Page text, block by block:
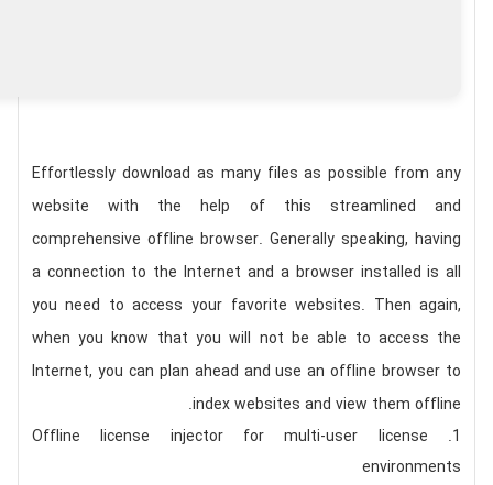
Effortlessly download as many files as possible from any
website with the help of this streamlined and
comprehensive offline browser. Generally speaking, having
a connection to the Internet and a browser installed is all
you need to access your favorite websites. Then again,
when you know that you will not be able to access the
Internet, you can plan ahead and use an offline browser to
index websites and view them offline.
Offline license injector for multi-user license
environments